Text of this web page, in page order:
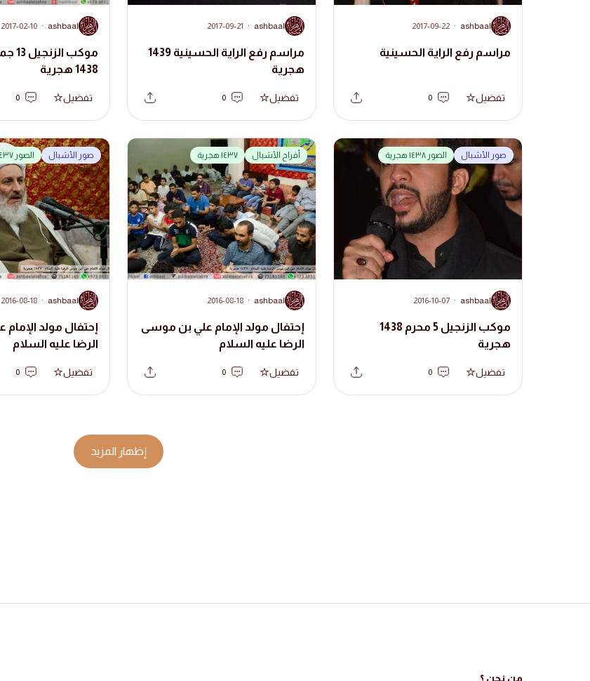
A
ashbaal
·
2017-09-22
مراسم رفع الراية الحسينية
تفضيل 0
A
ashbaal
·
2017-09-21
مراسم رفع الراية الحسينية 1439
هجرية
تفضيل 0
A
ashbaal
·
2017-02-10
موكب
1438 هجرية
تفضيل 0
صور الأشبال الصور ١٤٣٨ هجرية
A
ashbaal
·
2016-10-07
موكب الزنجيل 5 محرم 1438
هجرية
تفضيل 0
أفراح الأشبال ١٤٣٧ هجرية
A
ashbaal
·
2016-08-18
إحتفال مولد الإمام علي بن موسى
الرضا عليه السلام
تفضيل 0
صور الأشبال الصور ١٤٣٧ هجرية
A
ashbaal
·
2016-08-18
إحتفال مولد
الرضا عليه السلام
تفضيل 0
إظهار المزيد
من نحن ؟